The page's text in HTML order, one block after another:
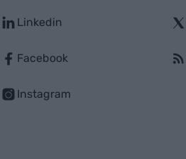
Linkedin
Facebook
Instagram